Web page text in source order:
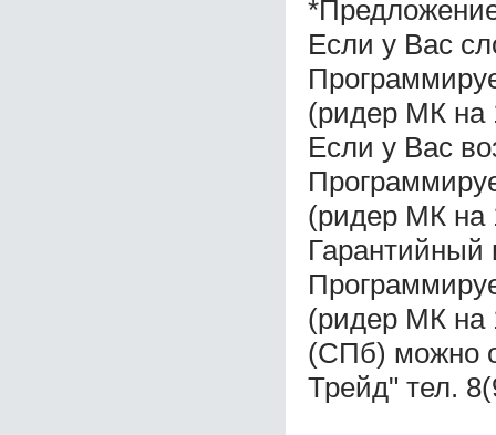
Если у Вас
(ридер МК на
Если у Вас
(ридер МК на
Гарантийный
(ридер МК на
(СПб) можно
Трейд" тел.